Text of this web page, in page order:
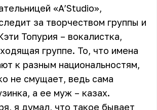
«A’Studio»,
за творчеством группы и
Топурия – вокалистка,
группе. То, что имена
к разным национальностям,
не смущает, ведь сама
а ее муж – казах.
я думал, что такое бывает